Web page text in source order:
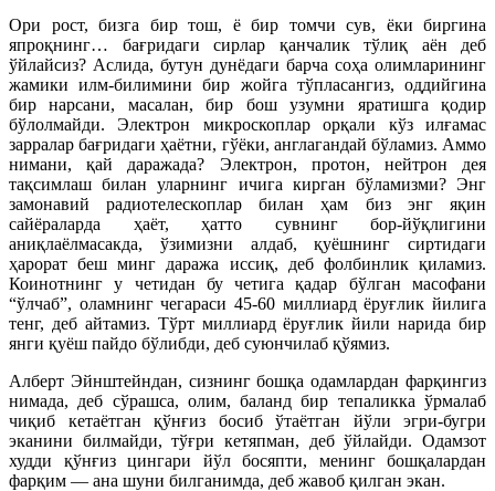
Ори рост, бизга бир тош, ё бир томчи сув, ёки биргина
япроқнинг… бағридаги сирлар қанчалик тўлиқ аён деб
ўйлайсиз? Аслида, бутун дунёдаги барча соҳа олимларининг
жамики илм-билимини бир жойга тўпласангиз, оддийгина
бир нарсани, масалан, бир бош узумни яратишга қодир
бўлолмайди. Электрон микроскоплар орқали кўз илғамас
зарралар бағридаги ҳаётни, гўёки, англагандай бўламиз. Аммо
нимани, қай даражада? Электрон, протон, нейтрон дея
тақсимлаш билан уларнинг ичига кирган бўламизми? Энг
замонавий радиотелескоплар билан ҳам биз энг яқин
сайёраларда ҳаёт, ҳатто сувнинг бор-йўқлигини
аниқлаёлмасакда, ўзимизни алдаб, қуёшнинг сиртидаги
ҳарорат беш минг даража иссиқ, деб фолбинлик қиламиз.
Коинотнинг у четидан бу четига қадар бўлган масофани
“ўлчаб”, оламнинг чегараси 45-60 миллиард ёруғлик йилига
тенг, деб айтамиз. Тўрт миллиард ёруғлик йили нарида бир
янги қуёш пайдо бўлибди, деб суюнчилаб қўямиз.
Алберт Эйнштейндан, сизнинг бошқа одамлардан фарқингиз
нимада, деб сўрашса, олим, баланд бир тепаликка ўрмалаб
чиқиб кетаётган қўнғиз босиб ўтаётган йўли эгри-бугри
эканини билмайди, тўғри кетяпман, деб ўйлайди. Одамзот
худди қўнғиз цингари йўл босяпти, менинг бошқалардан
фарқим — ана шуни билганимда, деб жавоб қилган экан.